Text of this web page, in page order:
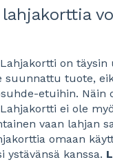
on täysin
suunnattu tuote,
etuihin. Näin
ei ole
vaan lahjan
omaan
ystävänsä kanssa.